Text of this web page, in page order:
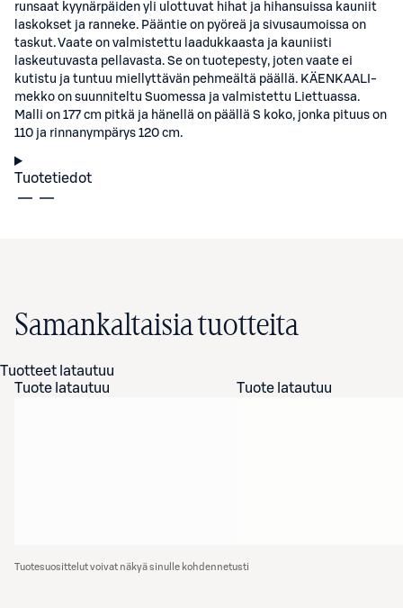
runsaat kyynärpäiden yli ulottuvat hihat ja hihansuissa kauniit
laskokset ja ranneke. Pääntie on pyöreä ja sivusaumoissa on
taskut. Vaate on valmistettu laadukkaasta ja kauniisti
laskeutuvasta pellavasta. Se on tuotepesty, joten vaate ei
kutistu ja tuntuu miellyttävän pehmeältä päällä. KÄENKAALI-
mekko on suunniteltu Suomessa ja valmistettu Liettuassa.
Malli on 177 cm pitkä ja hänellä on päällä S koko, jonka pituus on
110 ja rinnanympärys 120 cm.
Tuotetiedot
Samankaltaisia tuotteita
Tuotteet latautuu
Tuote latautuu
Tuote latautuu
Tuotesuosittelut voivat näkyä sinulle kohdennetusti